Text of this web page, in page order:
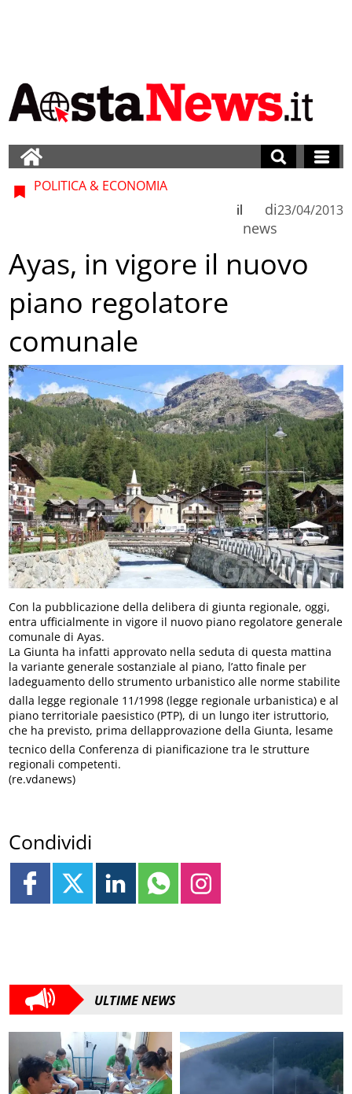
POLITICA & ECONOMIA
di
news
il 23/04/2013
Ayas, in vigore il nuovo
piano regolatore
comunale
Con la pubblicazione della delibera di giunta regionale, oggi,
entra ufficialmente in vigore il nuovo piano regolatore generale
comunale di Ayas.
La Giunta ha infatti approvato nella seduta di questa mattina
la variante generale sostanziale al piano, l’atto finale per
ladeguamento dello strumento urbanistico alle norme stabilite
dalla legge regionale 11/1998 (legge regionale urbanistica) e al
piano territoriale paesistico (PTP), di un lungo iter istruttorio,
che ha previsto, prima dellapprovazione della Giunta, lesame
tecnico della Conferenza di pianificazione tra le strutture
regionali competenti.
(re.vdanews)
Condividi
ULTIME NEWS